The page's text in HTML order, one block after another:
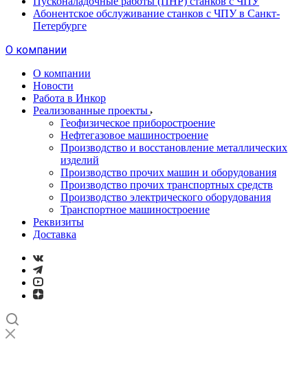
Абонентское обслуживание станков с ЧПУ в Санкт-
Петербурге
О компании
О компании
Новости
Работа в Инкор
Реализованные проекты
Геофизическое приборостроение
Нефтегазовое машиностроение
Производство и восстановление металлических
изделий
Производство прочих машин и оборудования
Производство прочих транспортных средств
Производство электрического оборудования
Транспортное машиностроение
Реквизиты
Доставка